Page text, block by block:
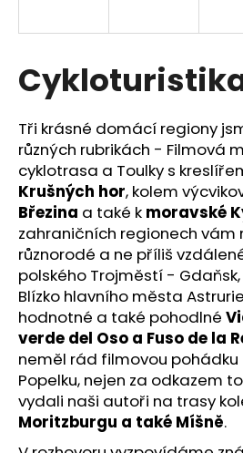
Tři krásné domácí regiony
různých rubrikách - Filmová
cyklotrasa a Toulky s
Krušných hor, kolem
Březina a také k moravské
zahraničních regionech
různorodé a ne příliš
polského Trojměstí -
Blízko hlavního města
hodnotné a také pohodlné
verde del Oso a Fuso de la
neměl rád filmovou pohádku
Popelku, nejen za odkazem
vydali naši autoři na trasy
Moritzburgu a také Míšně.
í
t
?
HLEDAT
D
o
p
o
r
u
č
u